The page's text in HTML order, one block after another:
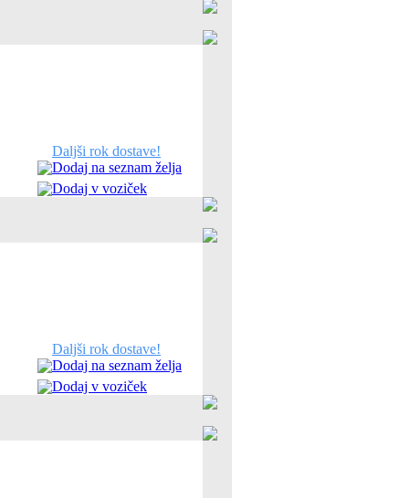
Daljši rok dostave!
Dodaj na seznam želja
Dodaj v voziček
Daljši rok dostave!
Dodaj na seznam želja
Dodaj v voziček